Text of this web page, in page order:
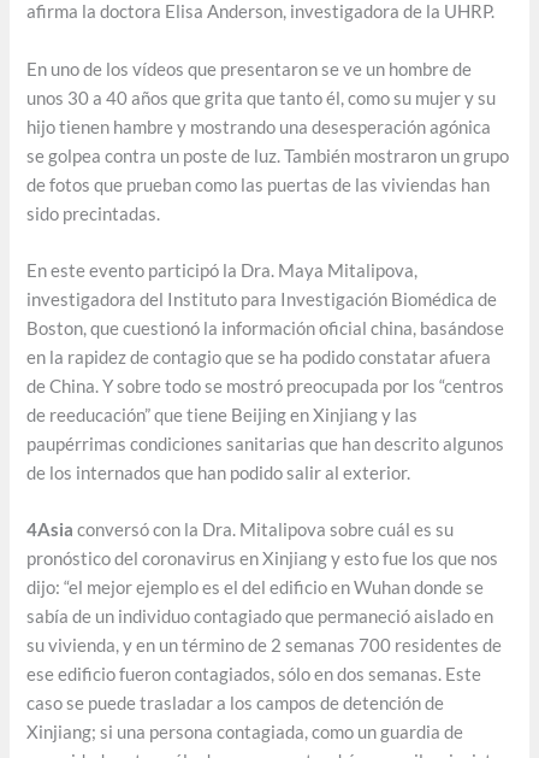
afirma la doctora Elisa Anderson, investigadora de la UHRP.
En uno de los vídeos que presentaron se ve un hombre de
unos 30 a 40 años que grita que tanto él, como su mujer y su
hijo tienen hambre y mostrando una desesperación agónica
se golpea contra un poste de luz. También mostraron un grupo
de fotos que prueban como las puertas de las viviendas han
sido precintadas.
En este evento participó la Dra. Maya Mitalipova,
investigadora del Instituto para Investigación Biomédica de
Boston, que cuestionó la información oficial china, basándose
en la rapidez de contagio que se ha podido constatar afuera
de China. Y sobre todo se mostró preocupada por los “centros
de reeducación” que tiene Beijing en Xinjiang y las
paupérrimas condiciones sanitarias que han descrito algunos
de los internados que han podido salir al exterior.
4Asia conversó con la Dra. Mitalipova sobre cuál es su
pronóstico del coronavirus en Xinjiang y esto fue los que nos
dijo: “el mejor ejemplo es el del edificio en Wuhan donde se
sabía de un individuo contagiado que permaneció aislado en
su vivienda, y en un término de 2 semanas 700 residentes de
ese edificio fueron contagiados, sólo en dos semanas. Este
caso se puede trasladar a los campos de detención de
Xinjiang; si una persona contagiada, como un guardia de